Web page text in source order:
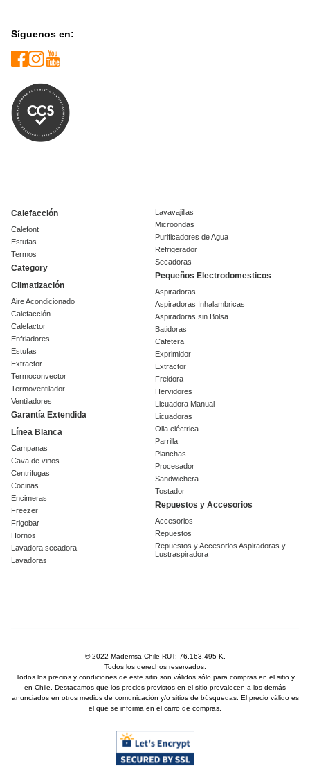
Síguenos en:
Calefacción
Calefont
Estufas
Termos
Category
Climatización
Aire Acondicionado
Calefacción
Calefactor
Enfriadores
Estufas
Extractor
Termoconvector
Termoventilador
Ventiladores
Garantía Extendida
Línea Blanca
Campanas
Cava de vinos
Centrifugas
Cocinas
Encimeras
Freezer
Frigobar
Hornos
Lavadora secadora
Lavadoras
Lavavajillas
Microondas
Purificadores de Agua
Refrigerador
Secadoras
Pequeños Electrodomesticos
Aspiradoras
Aspiradoras Inhalambricas
Aspiradoras sin Bolsa
Batidoras
Cafetera
Exprimidor
Extractor
Freidora
Hervidores
Licuadora Manual
Licuadoras
Olla eléctrica
Parrilla
Planchas
Procesador
Sandwichera
Tostador
Repuestos y Accesorios
Accesorios
Repuestos
Repuestos y Accesorios Aspiradoras y
Lustraspiradora
© 2022 Mademsa Chile RUT: 76.163.495-K.
Todos los derechos reservados.
Todos los precios y condiciones de este sitio son válidos sólo para compras en el sitio y
en Chile. Destacamos que los precios previstos en el sitio prevalecen a los demás
anunciados en otros medios de comunicación y/o sitios de búsquedas. El precio válido es
el que se informa en el carro de compras.